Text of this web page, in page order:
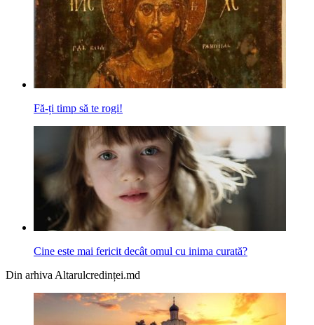
Fă-ți timp să te rogi!
Cine este mai fericit decât omul cu inima curată?
Din arhiva Altarulcredinței.md